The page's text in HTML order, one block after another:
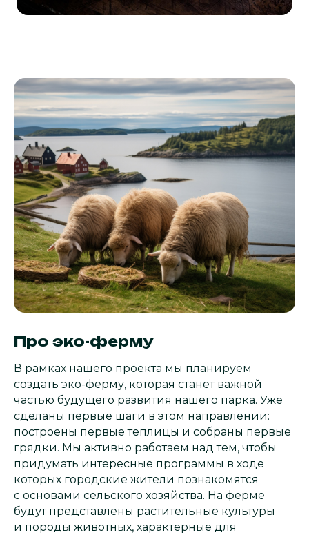
Про эко-ферму
В рамках нашего проекта мы планируем
создать эко-ферму, которая станет важной
частью будущего развития нашего парка. Уже
сделаны первые шаги в этом направлении:
построены первые теплицы и собраны первые
грядки. Мы активно работаем над тем, чтобы
придумать интересные программы в ходе
которых городские жители познакомятся
с основами сельского хозяйства. На ферме
будут представлены растительные культуры
и породы животных, характерные для